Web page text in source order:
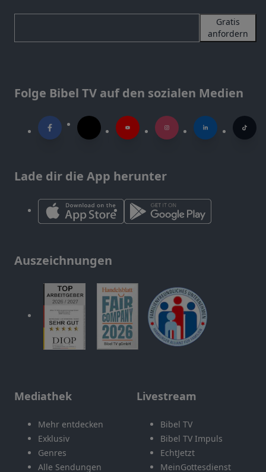
Gratis
anfordern
Folge Bibel TV auf den sozialen Medien
Lade dir die App herunter
Auszeichnungen
Mediathek
Mehr entdecken
Exklusiv
Genres
Alle Sendungen
Livestream
Bibel TV
Bibel TV Impuls
EchtJetzt
MeinGottesdienst